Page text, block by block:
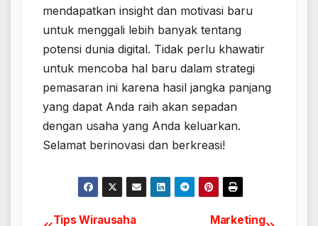
mendapatkan insight dan motivasi baru
untuk menggali lebih banyak tentang
potensi dunia digital. Tidak perlu khawatir
untuk mencoba hal baru dalam strategi
pemasaran ini karena hasil jangka panjang
yang dapat Anda raih akan sepadan
dengan usaha yang Anda keluarkan.
Selamat berinovasi dan berkreasi!
Marketing
Tips Wirausaha